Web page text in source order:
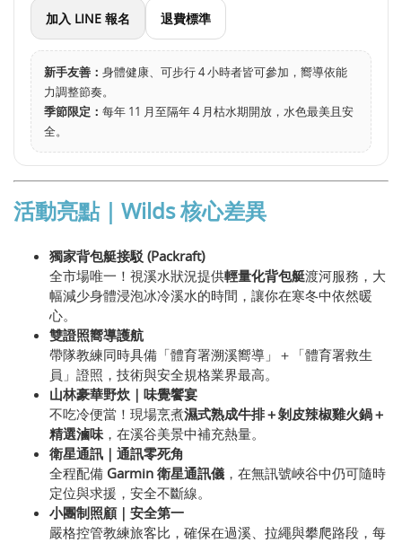
加入 LINE 報名 退費標準
新手友善： 身體健康、可步行 4 小時者皆可參加，嚮導依能
力調整節奏。
季節限定： 每年 11 月至隔年 4 月枯水期開放，水色最美且安
全。
活動亮點｜Wilds 核心差異
獨家背包艇接駁 (Packraft)
全市場唯一！視溪水狀況提供輕量化背包艇渡河服務，大
幅減少身體浸泡冰冷溪水的時間，讓你在寒冬中依然暖
心。
雙證照嚮導護航
帶隊教練同時具備「體育署溯溪嚮導」＋「體育署救生
員」證照，技術與安全規格業界最高。
山林豪華野炊｜味覺饗宴
不吃冷便當！現場烹煮濕式熟成牛排＋剝皮辣椒雞火鍋＋
精選滷味 ，在溪谷美景中補充熱量。
衛星通訊｜通訊零死角
全程配備 Garmin 衛星通訊儀 ，在無訊號峽谷中仍可隨時
定位與求援，安全不斷線。
小團制照顧｜安全第一
嚴格控管教練旅客比，確保在過溪、拉繩與攀爬路段，每